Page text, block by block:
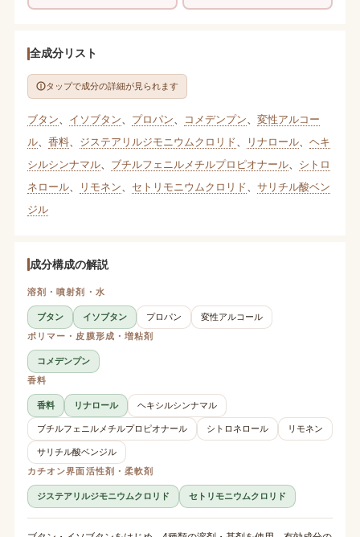
全成分リスト
タップで成分の詳細が見られます
ブタン イソブタン プロパン コメデンプン
変性アルコー
ル、 香料、 ジステアリルジモニウムクロリド リナロール、 ヘキ
シルシンナマル、 ブチルフェニルメチルプロピオナール、 シトロ
ネロール、 リモネン セトリモニウムクロリド
サリチル酸ベン
ジル
成分構成の解説
溶剤・噴射剤・水
ブタン イソブタン プロパン
変性アルコール
ポリマー・皮膜形成・増粘剤
コメデンプン
香料
香料 リナロール ヘキシルシンナマル
ブチルフェニルメチルプロピオナール シトロネロール リモネン
サリチル酸ベンジル
カチオン界面活性剤・柔軟剤
ジステアリルジモニウムクロリド セトリモニウムクロリド